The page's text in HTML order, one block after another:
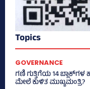
Topics
GOVERNANCE
ಗಣಿ ಗುತ್ತಿಗೆಯ 14 ಬ್ಲಾಕ್‌ಗಳ
ಮೇಲೆ ಕುಳಿತ ಮುಖ್ಯಮಂತ್ರಿ?